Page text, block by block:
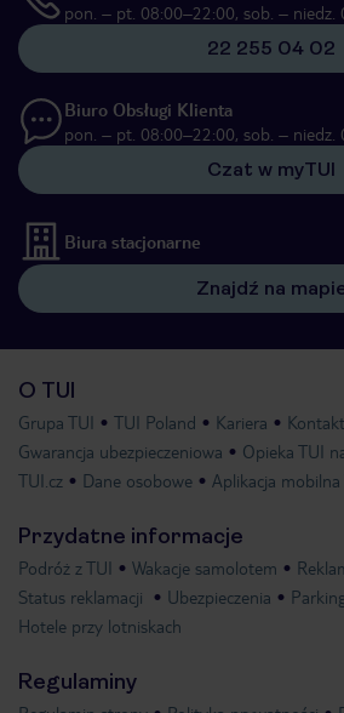
pon. – pt. 08:00–22:00, sob. – niedz.
22 255 04 02
Biuro Obsługi Klienta
pon. – pt. 08:00–22:00, sob. – niedz.
Czat w myTUI
Biura stacjonarne
Znajdź na
O TUI
Grupa TUI TUI Poland Kariera
Kontakt
Gwarancja ubezpieczeniowa
Opieka TUI
TUI.cz
Dane osobowe Aplikacja mobilna
Przydatne informacje
Podróż z TUI Wakacje samolotem
Status reklamacji
Ubezpieczenia
Hotele przy lotniskach
Regulaminy